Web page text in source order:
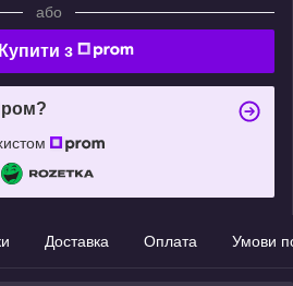
або
Купити з
Доставка Оплата Умови